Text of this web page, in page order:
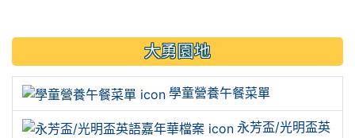
大勇園地
學童營養午餐菜單
永芳盃/光明盃英